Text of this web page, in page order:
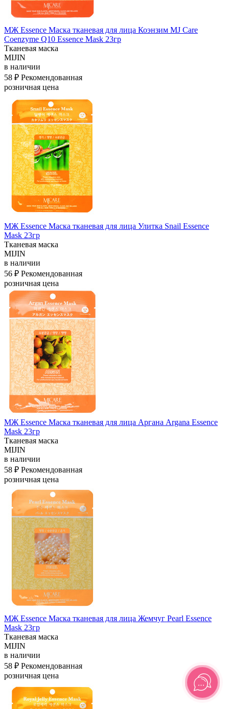
МЖ Essence Маска тканевая для лица Коэнзим MJ Care
Coenzyme Q10 Essence Mask 23гр
Тканевая маска
MIJIN
в наличии
58 ₽ Рекомендованная
розничная цена
МЖ Essence Маска тканевая для лица Улитка Snail Essence
Mask 23гр
Тканевая маска
MIJIN
в наличии
56 ₽ Рекомендованная
розничная цена
МЖ Essence Маска тканевая для лица Аргана Argana Essence
Mask 23гр
Тканевая маска
MIJIN
в наличии
58 ₽ Рекомендованная
розничная цена
МЖ Essence Маска тканевая для лица Жемчуг Pearl Essence
Mask 23гр
Тканевая маска
MIJIN
в наличии
58 ₽ Рекомендованная
розничная цена